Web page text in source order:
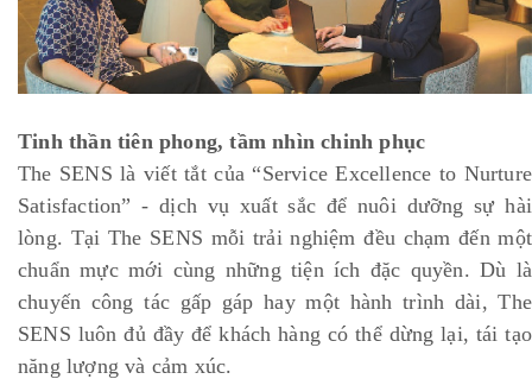
Tinh thần tiên phong, tầm nhìn chinh phục
The SENS là viết tắt của “Service Excellence to Nurture
Satisfaction” - dịch vụ xuất sắc để nuôi dưỡng sự hài
lòng. Tại The SENS mỗi trải nghiệm đều chạm đến một
chuẩn mực mới cùng những tiện ích đặc quyền. Dù là
chuyến công tác gấp gáp hay một hành trình dài, The
SENS luôn đủ đầy để khách hàng có thể dừng lại, tái tạo
năng lượng và cảm xúc.